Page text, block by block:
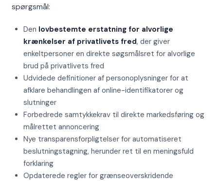
spørgsmål:
Den lovbestemte erstatning for alvorlige
krænkelser af privatlivets fred, der giver
enkeltpersoner en direkte søgsmålsret for alvorlige
brud på privatlivets fred
Udvidede definitioner af personoplysninger for at
afklare behandlingen af online-identifikatorer og
slutninger
Forbedrede samtykkekrav til direkte markedsføring og
målrettet annoncering
Nye transparensforpligtelser for automatiseret
beslutningstagning, herunder ret til en meningsfuld
forklaring
Opdaterede regler for grænseoverskridende